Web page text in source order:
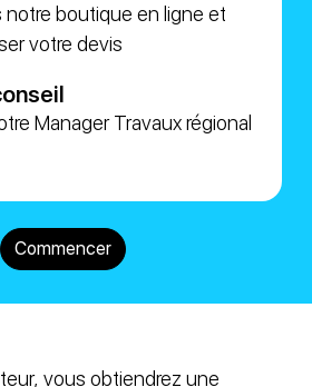
notre boutique en ligne et
votre devis
Manager Travaux régional
Commencer
vous obtiendrez une